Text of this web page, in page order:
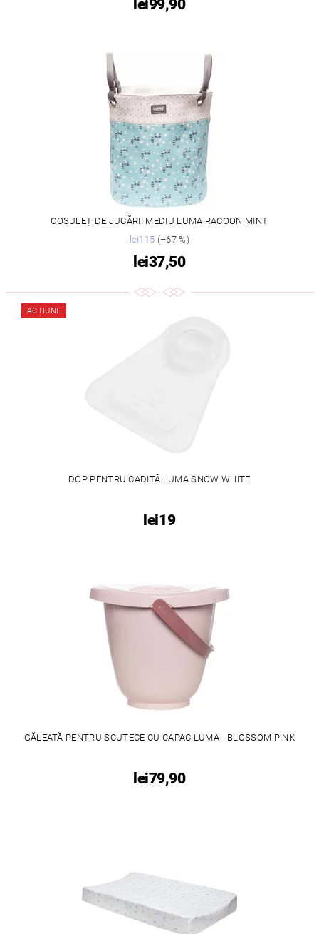
lei99,90
COȘULEȚ DE JUCĂRII MEDIU LUMA RACOON MINT
lei115(–67 %)
lei37,50
ACȚIUNE
DOP PENTRU CADIȚĂ LUMA SNOW WHITE
lei19
GĂLEATĂ PENTRU SCUTECE CU CAPAC LUMA - BLOSSOM PINK
lei79,90